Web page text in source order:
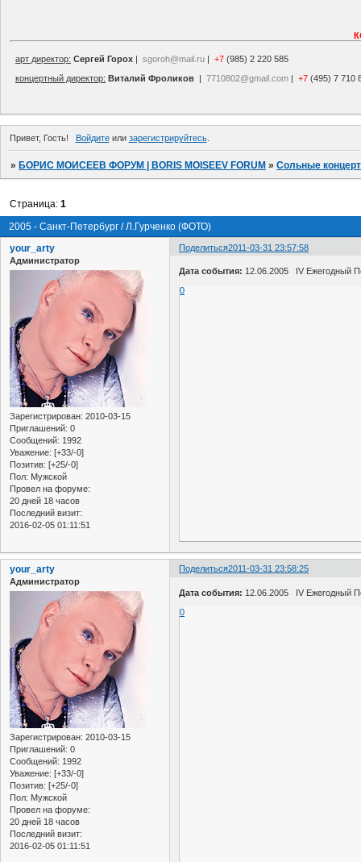
арт директор: Сергей Горох | sgoroh@mail.ru | +7 (985) 2 220 585
концертный директор: Виталий Фроликов | 7710802@gmail.com | +7 (495) 7 710
Привет, Гость! Войдитеили зарегистрируйтесь.
»БОРИС МОИСЕЕВ ФОРУМ | BORIS MOISEEV FORUM »Сольные
2005 - Санкт-Петербург / Л.Гурченко (ФОТО)
Страница:1
Поделиться2011-03-31 23:57:58
your_arty
Администратор
Зарегистрирован: 2010-03-15
Приглашений: 0
Сообщений: 1992
Уважение: [+33/-0]
Позитив: [+25/-0]
Пол: Мужской
Провел на форуме:
20 дней 18 часов
Последний визит:
2016-02-05 01:11:51
Дата события: 12.06.2005 IV Ежегодный
0
Поделиться2011-03-31 23:58:25
your_arty
Администратор
Зарегистрирован: 2010-03-15
Приглашений: 0
Сообщений: 1992
Уважение: [+33/-0]
Позитив: [+25/-0]
Пол: Мужской
Провел на форуме:
20 дней 18 часов
Последний визит:
2016-02-05 01:11:51
Дата события: 12.06.2005 IV Ежегодный
0